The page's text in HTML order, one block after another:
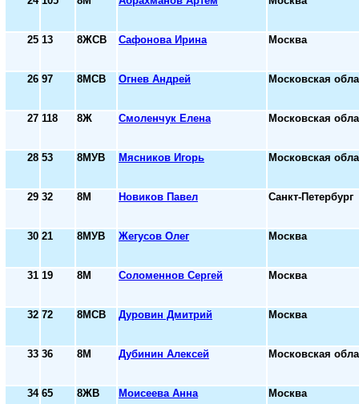
25 13 8ЖСВ Сафонова Ирина Москва
26 97 8МСВ Огнев Андрей Московская
27 118 8Ж Смоленчук Елена Московская
28 53 8МУВ Мясников Игорь Московская
29 32 8М Новиков Павел Санкт-Петербург
30 21 8МУВ Жегусов Олег Москва
31 19 8М Соломеннов Сергей Москва
32 72 8МСВ Дуровин Дмитрий Москва
33 36 8М Дубинин Алексей Московская
34 65 8ЖВ Моисеева Анна Москва